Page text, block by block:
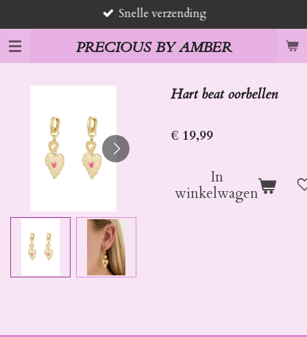
direct
naar
de
hoofdinhoud
PRECIOUS BY AMBER
Snelle verzending
Hart beat oorbellen
€ 19,99
In
winkelwagen